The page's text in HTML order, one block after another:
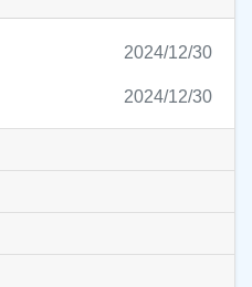
2024/12/30
2024/12/30